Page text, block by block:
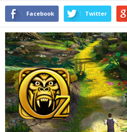
Facebook Twitter